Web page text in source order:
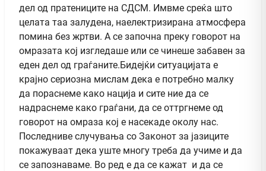
дел од пратениците на СДСМ. Имвме среќа што
целата таа залудена, наелектризирана атмосфера
помина без жртви. А се започна преку говорот на
омразата кој изгледаше или се чинеше забавен за
еден дел од граѓаните.Бидејќи ситуацијата е
крајно сериозна мислам дека е потребно малку
да пораснеме како нација и сите ние да се
надраснеме како граѓани, да се оттргнеме од
говорот на омраза кој е насекаде околу нас.
Последниве случувања со Законот за јазиците
покажуваат дека уште многу треба да учиме и да
се запознаваме. Во ред е да се кажат и да се